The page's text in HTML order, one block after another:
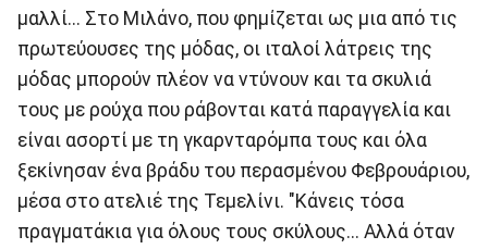
μαλλί... Στο Μιλάνο, που φημίζεται ως μια από τις
πρωτεύουσες της μόδας, οι ιταλοί λάτρεις της
μόδας μπορούν πλέον να ντύνουν και τα σκυλιά
τους με ρούχα που ράβονται κατά παραγγελία και
είναι ασορτί με τη γκαρνταρόμπα τους και όλα
ξεκίνησαν ένα βράδυ του περασμένου Φεβρουάριου,
μέσα στο ατελιέ της Τεμελίνι. "Κάνεις τόσα
πραγματάκια για όλους τους σκύλους... Αλλά όταν